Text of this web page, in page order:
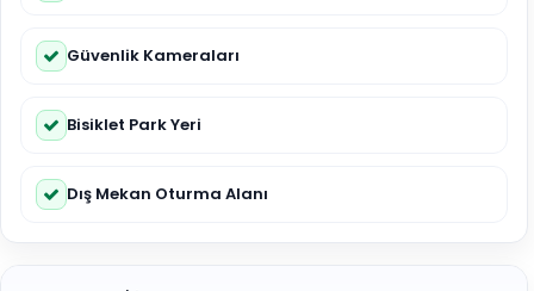
Güvenlik Kameraları
Bisiklet Park Yeri
Dış Mekan Oturma Alanı